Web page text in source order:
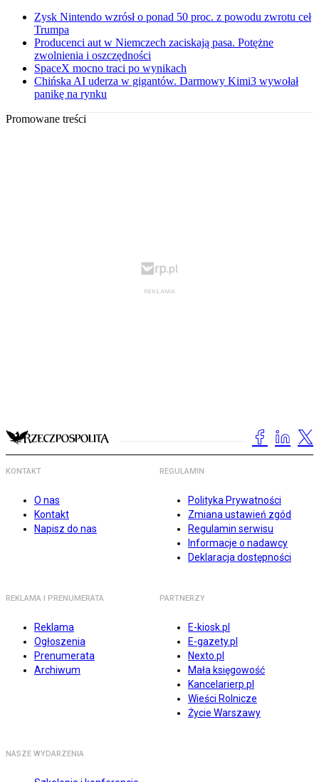
Zysk Nintendo wzrósł o ponad 50 proc. z powodu zwrotu ceł
Trumpa
Producenci aut w Niemczech zaciskają pasa. Potężne
zwolnienia i oszczędności
SpaceX mocno traci po wynikach
Chińska AI uderza w gigantów. Darmowy Kimi3 wywołał
panikę na rynku
Promowane treści
KONTAKT
O nas
Kontakt
Napisz do nas
REGULAMIN
Polityka Prywatności
Zmiana ustawień zgód
Regulamin serwisu
Informacje o nadawcy
Deklaracja dostępności
REKLAMA I PRENUMERATA
Reklama
Ogłoszenia
Prenumerata
Archiwum
PARTNERZY
E-kiosk.pl
E-gazety.pl
Nexto.pl
Mała księgowość
Kancelarierp.pl
Wieści Rolnicze
Życie Warszawy
NASZE WYDARZENIA